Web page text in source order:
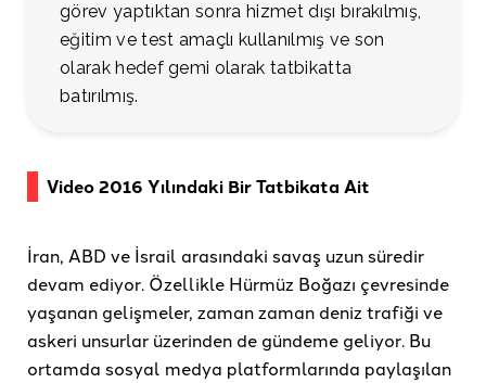
görev yaptıktan sonra hizmet dışı bırakılmış,
eğitim ve test amaçlı kullanılmış ve son
olarak hedef gemi olarak tatbikatta
batırılmış.
Video 2016 Yılındaki Bir Tatbikata Ait
İran, ABD ve İsrail arasındaki savaş uzun süredir
devam ediyor. Özellikle Hürmüz Boğazı çevresinde
yaşanan gelişmeler, zaman zaman deniz trafiği ve
askeri unsurlar üzerinden de gündeme geliyor. Bu
ortamda sosyal medya platformlarında paylaşılan